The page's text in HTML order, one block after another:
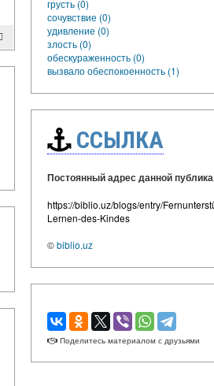
грусть (0)
сочувствие (0)
удивление (0)
злость (0)
обескураженность (0)
вызвало обеспокоенность (1)
ССЫЛКА
Постоянный адрес данной
https://biblio.uz/blogs/entry/
Lernen-des-Kindes
©biblio.uz
Поделитесь материалом с друзьями